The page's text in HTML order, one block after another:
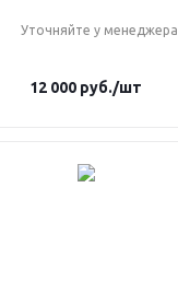
Уточняйте у менеджера
12 000 руб./шт